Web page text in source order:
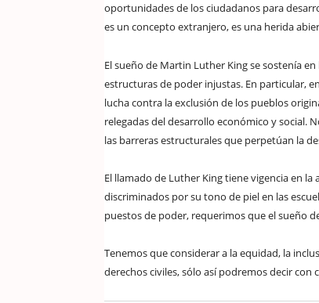
oportunidades de los ciudadanos para
es un concepto extranjero, es una herida
El sueño de Martin Luther King se sostenía
estructuras de poder injustas. En particular,
lucha contra la exclusión de los pueblos
relegadas del desarrollo económico y social.
las barreras estructurales que perpetúan la
El llamado de Luther King tiene vigencia en
discriminados por su tono de piel en las
puestos de poder, requerimos que el sueño
Tenemos que considerar a la equidad, la
derechos civiles, sólo así podremos decir